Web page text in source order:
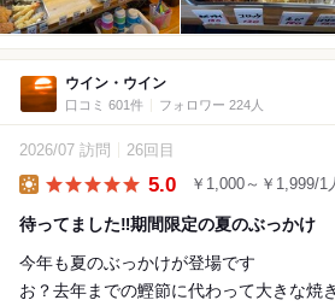
ウイン・ウイン
口コミ 601件 フォロワー 224人
2026/07 訪問 26回目
5.0 ￥1,000～￥1,999/1
待ってました‼︎期間限定の夏のぶっかけ
今年も夏のぶっかけが登場です
お？去年までの鰹節に代わって大きな焼